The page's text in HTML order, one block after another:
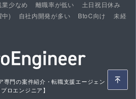
業少なめ 離職率が低い
土日祝日休み
中)
自社内開発が多い BtoC向け
未経
門の案件紹介・転職支援エージェント
プロエンジニア】